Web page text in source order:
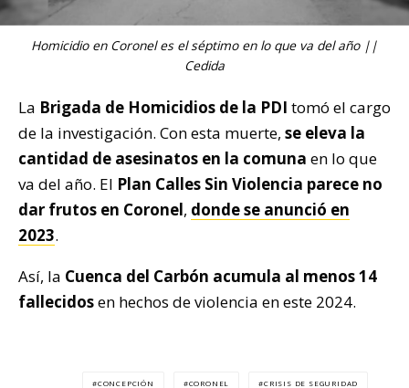
Homicidio en Coronel es el séptimo en lo que va del año ||
Cedida
La Brigada de Homicidios de la PDI tomó el cargo
de la investigación. Con esta muerte, se eleva la
cantidad de asesinatos en la comuna en lo que
va del año. El Plan Calles Sin Violencia parece no
dar frutos en Coronel, donde se anunció en
2023.
Así, la Cuenca del Carbón acumula al menos 14
fallecidosen hechos de violencia en este 2024.
CONCEPCIÓN CORONEL CRISIS DE SEGURIDAD